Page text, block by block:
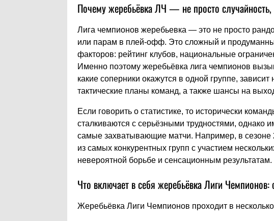
Почему жеребьёвка ЛЧ — не просто случайность,
Лига чемпионов жеребьевка — это не просто
или парам в плей-офф. Это сложный и
факторов: рейтинг клубов, национальные
Именно поэтому жеребьёвка лига чемпионов
какие соперники окажутся в одной группе,
тактические планы команд, а также шансы на
Если говорить о статистике, то исторически
сталкиваются с серьёзными трудностями, однако
самые захватывающие матчи. Например, в
из самых конкурентных групп с участием
невероятной борьбе и сенсационным результатам.
Что включает в себя жеребьёвка Лиги Чемпионов:
Жеребьёвка Лиги Чемпионов проходит в